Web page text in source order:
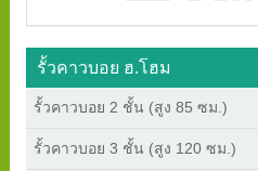
รั้วคาวบอย ฮ.โฮม
รั้วคาวบอย 2 ชั้น (สูง 85 ซม.)
รั้วคาวบอย 3 ชั้น (สูง 120 ซม.)